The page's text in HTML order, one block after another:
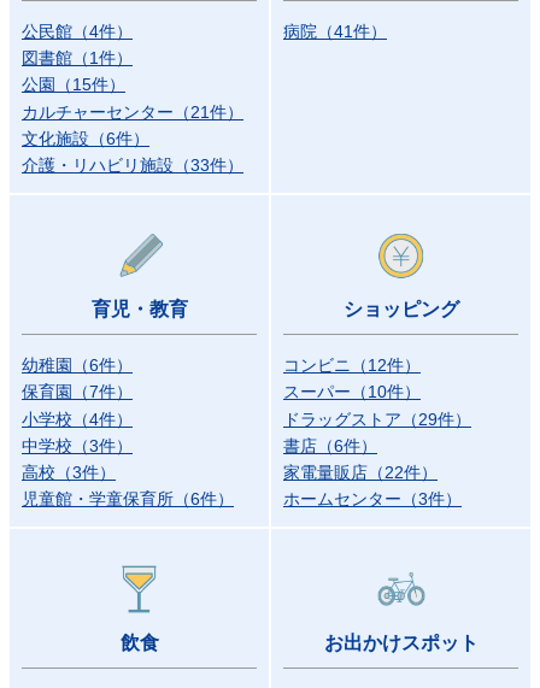
公民館 （4件）
図書館 （1件）
公園
（15件）
カルチャーセンター （21件）
文化施設 （6件）
介護・リハビリ施設 （33件）
病院 （41件）
育児・教育
幼稚園 （6件）
保育園
（7件）
小学校 （4件）
中学校 （3件）
高校 （3件）
児童館・学童保育所 （6件）
ショッピング
コンビニ （12件）
スーパー （10件）
ドラッグストア （29件）
書店 （6件）
家電量販店 （22件）
ホームセンター （3件）
飲食 お出かけスポット